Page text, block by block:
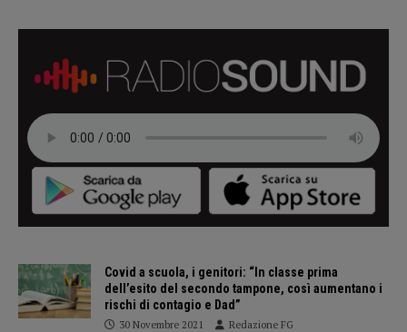
Covid a scuola, i genitori: “In classe prima
dell’esito del secondo tampone, così aumentano i
rischi di contagio e Dad”
30 Novembre 2021 Redazione FG